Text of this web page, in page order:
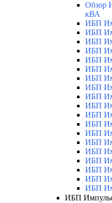
Обзор
кВА
ИБП
ИБП
ИБП
ИБП
ИБП
ИБП
ИБП
ИБП
ИБП
ИБП
ИБП
ИБП
ИБП
ИБП
ИБП
ИБП
ИБП
ИБП
ИБП
ИБП